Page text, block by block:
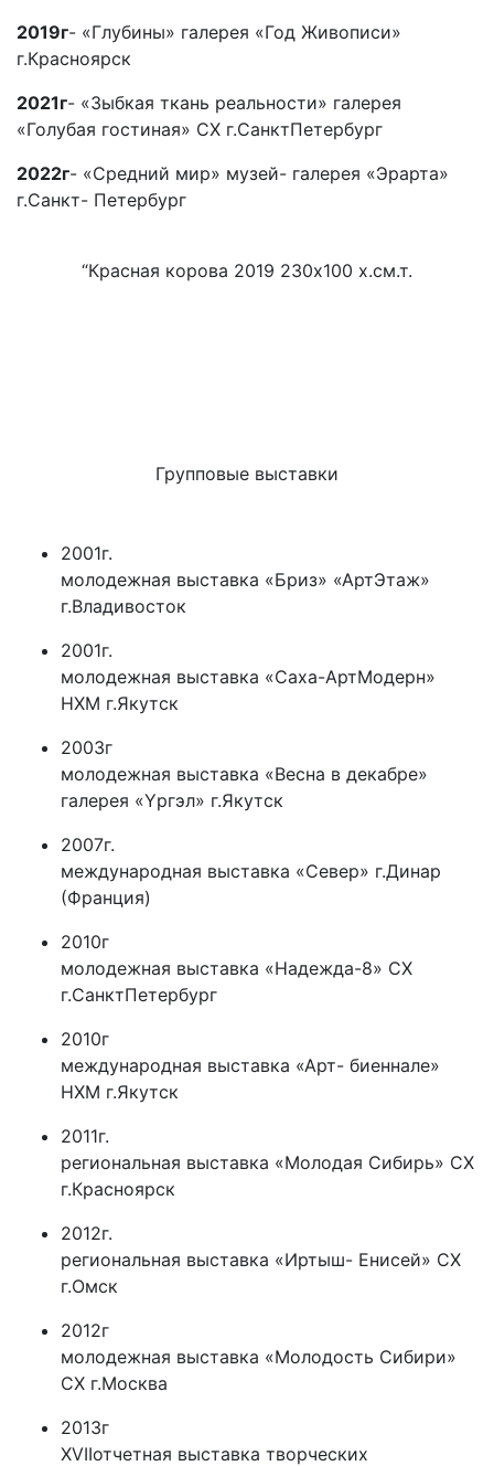
2019г- «Глубины» галерея «Год Живописи»
г.Красноярск
2021г- «Зыбкая ткань реальности» галерея
«Голубая гостиная» СХ г.СанктПетербург
2022г- «Средний мир» музей- галерея «Эрарта»
г.Санкт- Петербург
“Красная корова 2019 230х100 х.см.т.
Групповые выставки
2001г.
молодежная выставка «Бриз» «АртЭтаж»
г.Владивосток
2001г.
молодежная выставка «Саха-АртМодерн»
НХМ г.Якутск
2003г
молодежная выставка «Весна в декабре»
галерея «Yргэл» г.Якутск
2007г.
международная выставка «Север» г.Динар
(Франция)
2010г
молодежная выставка «Надежда-8» СХ
г.СанктПетербург
2010г
международная выставка «Арт- биеннале»
НХМ г.Якутск
2011г.
региональная выставка «Молодая Сибирь» СХ
г.Красноярск
2012г.
региональная выставка «Иртыш- Енисей» СХ
г.Омск
2012г
молодежная выставка «Молодость Сибири»
СХ г.Москва
2013г
ХVIIотчетная выставка творческих